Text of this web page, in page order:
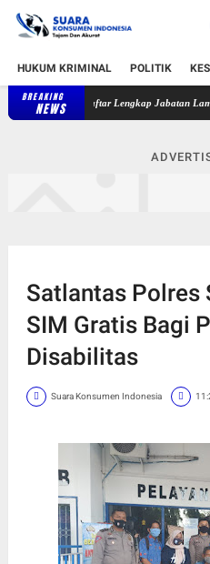
HUKUM KRIMINAL POLITIK
BREAKING
NEWS
Berikut Daftar Lengkap Jabatan Lama dan
Satlantas Polres
SIM Gratis Bagi
Disabilitas
Suara Konsumen Indonesia